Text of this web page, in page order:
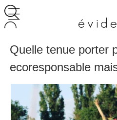
Quelle tenue porter
ecoresponsable